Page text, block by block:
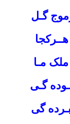
گـل
مـا
گـی
گی